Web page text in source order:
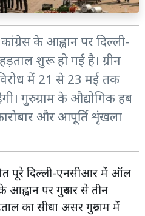
के आह्वान पर दिल्ली-
शुरू हो गई है। ग्रीन
में 21 से 23 मई तक
गुरुग्राम के औद्योगिक हब
और आपूर्ति शृंखला
समेत पूरे दिल्ली-एनसीआर में ऑल
के आह्वान पर गुरुवार से तीन
का सीधा असर गुरुग्राम में